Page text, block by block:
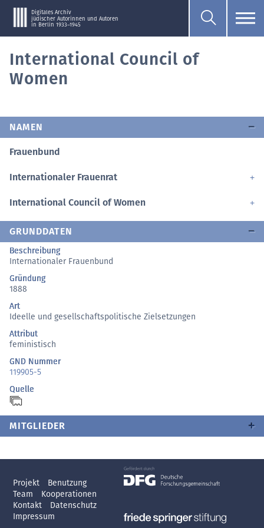
Digitales Archiv
jüdischer Autorinnen und Autoren
in Berlin 1933–1945
International Council of
Women
NAMEN
Frauenbund
Internationaler Frauenrat
International Council of Women
GRUNDDATEN
Beschreibung
Internationaler Frauenbund
Gründung
1888
Art
Ideelle und gesellschaftspolitische Zielsetzungen
Attribut
feministisch
GND Nummer
119905-5
Quelle
MITGLIEDER
Projekt
Benutzung
Team
Kooperationen
Kontakt
Datenschutz
Impressum